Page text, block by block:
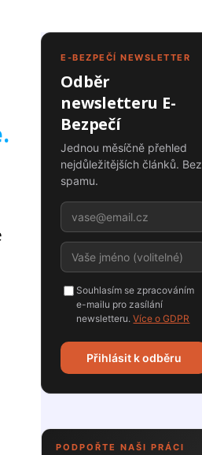
E-BEZPEČÍ NEWSLETTER
Odběr
newsletteru E-
Bezpečí
Jednou měsíčně přehled
nejdůležitějších článků. Bez
spamu.
Souhlasím se zpracováním
e-mailu pro zasílání
newsletteru.Více o GDPR
Přihlásit k odběru
PODPOŘTE NAŠI PRÁCI